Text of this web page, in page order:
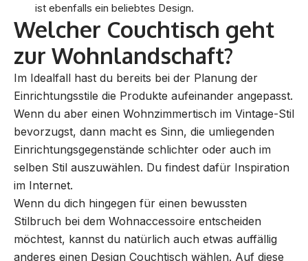
ist ebenfalls ein beliebtes Design.
Welcher Couchtisch geht
zur Wohnlandschaft?
Im Idealfall hast du bereits bei der Planung der
Einrichtungsstile die Produkte aufeinander angepasst.
Wenn du aber einen Wohnzimmertisch im Vintage-Stil
bevorzugst, dann macht es Sinn, die umliegenden
Einrichtungsgegenstände schlichter oder auch im
selben Stil auszuwählen. Du findest dafür Inspiration
im Internet.
Wenn du dich hingegen für einen bewussten
Stilbruch bei dem Wohnaccessoire entscheiden
möchtest, kannst du natürlich auch etwas auffällig
anderes einen Design Couchtisch wählen. Auf diese